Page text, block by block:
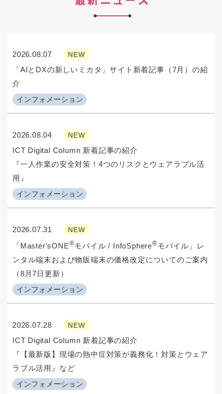
2026.08.07 NEW
インフォメーション
「AIとDXの新しいミカタ」サイト新着記事（7月）の紹
介
2026.08.04 NEW
インフォメーション
ICT Digital Column 新着記事の紹介
『一人作業の安全対策！4つのリスクとウェアラブル活
用』
2026.07.31 NEW
インフォメーション
「Master'sONE®モバイル / InfoSphere®モバイル」レ
ンタル端末および物販端末の価格改定についてのご案内
（8月7日更新）
2026.07.28 NEW
インフォメーション
ICT Digital Column 新着記事の紹介
『【最新版】現場の熱中症対策が義務化！対策とウェア
ラブル活用』など